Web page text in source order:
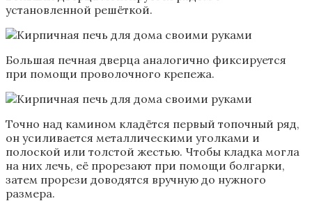
установленной решёткой.
Большая печная дверца аналогично фиксируется
при помощи проволочного крепежа.
Точно над камином кладётся первый топочный ряд,
он усиливается металлическими уголками и
полоской или толстой жестью. Чтобы кладка могла
на них лечь, её прорезают при помощи болгарки,
затем прорези доводятся вручную до нужного
размера.